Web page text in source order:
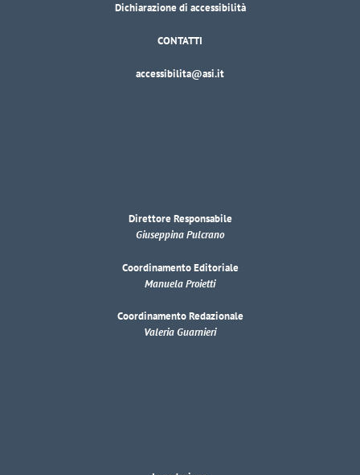
Dichiarazione di accessibilità
CONTATTI
accessibilita@asi.it
Direttore Responsabile
Giuseppina Pulcrano
Coordinamento Editoriale
Manuela Proietti
Coordinamento Redazionale
Valeria Guarnieri